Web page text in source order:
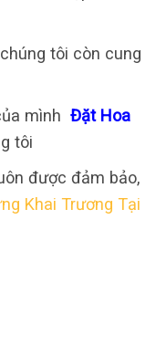
tôi còn cung
mình Đặt Hoa
tôi
được đảm bảo,
Khai Trương Tại